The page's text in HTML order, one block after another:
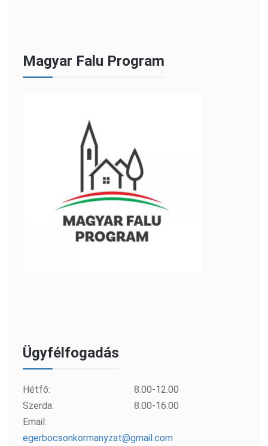
Magyar Falu Program
Ügyfélfogadás
Hétfő:
8.00-12.00
Szerda:
8.00-16.00
Email:
egerbocsonkormanyzat@gmail.com